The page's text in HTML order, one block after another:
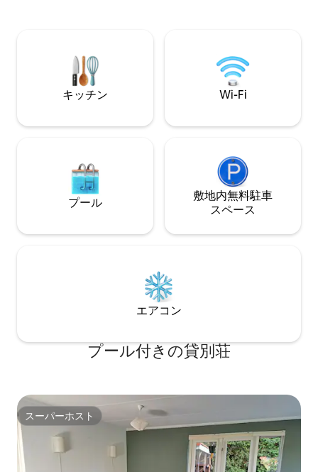
キッチン Wi-Fi
プール
敷地内無料駐⁠車
ス⁠ペ⁠ー⁠ス
エアコン
プール付きの貸別荘
スーパーホスト
スーパーホスト